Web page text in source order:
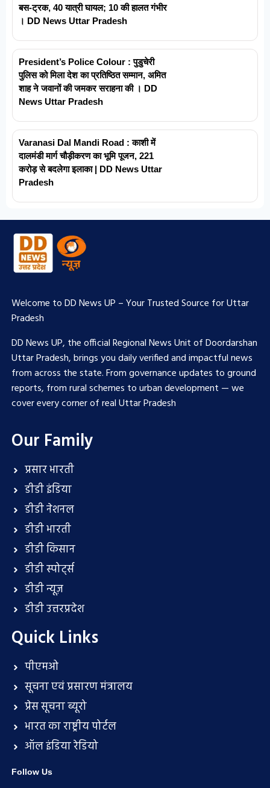
बस-ट्रक, 40 यात्री घायल; 10 की हालत गंभीर
। DD News Uttar Pradesh
President’s Police Colour : पुडुचेरी
पुलिस को मिला देश का प्रतिष्ठित सम्मान, अमित
शाह ने जवानों की जमकर सराहना की । DD
News Uttar Pradesh
Varanasi Dal Mandi Road : काशी में
दालमंडी मार्ग चौड़ीकरण का भूमि पूजन, 221
करोड़ से बदलेगा इलाका | DD News Uttar
Pradesh
Welcome to DD News UP – Your Trusted Source for Uttar
Pradesh
DD News UP, the official Regional News Unit of Doordarshan
Uttar Pradesh, brings you daily verified and impactful news
from across the state. From governance updates to ground
reports, from rural schemes to urban development — we
cover every corner of real Uttar Pradesh
Our Family
प्रसार भारती
डीडी इंडिया
डीडी नेशनल
डीडी भारती
डीडी किसान
डीडी स्पोर्ट्स
डीडी न्यूज़
डीडी उत्तरप्रदेश
Quick Links
पीएमओ
सूचना एवं प्रसारण मंत्रालय
प्रेस सूचना ब्यूरो
भारत का राष्ट्रीय पोर्टल
ऑल इंडिया रेडियो
Follow Us